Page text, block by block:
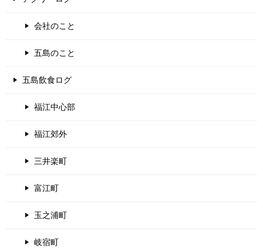
会社のこと
五島のこと
五島飲食ログ
福江中心部
福江郊外
三井楽町
富江町
玉之浦町
岐宿町